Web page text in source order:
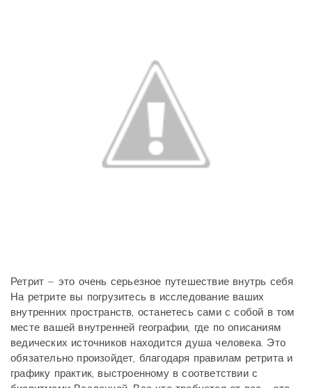
Ретрит – это очень серьезное путешествие внутрь себя.
На ретрите вы погрузитесь в исследование ваших
внутренних пространств, останетесь сами с собой в том
месте вашей внутренней географии, где по описаниям
ведических источников находится душа человека. Это
обязательно произойдет, благодаря правилам ретрита и
графику практик, выстроенному в соответствии с